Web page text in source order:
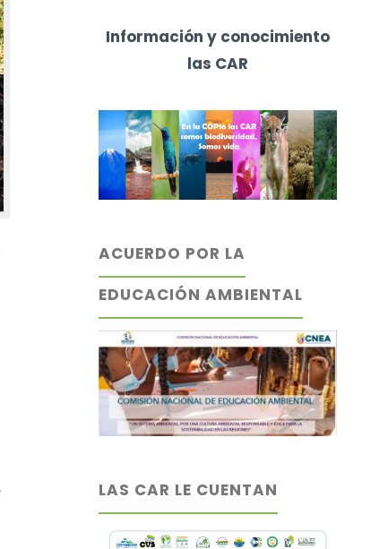
Información y conocimiento
las CAR
ACUERDO POR LA
EDUCACIÓN AMBIENTAL
LAS CAR LE CUENTAN